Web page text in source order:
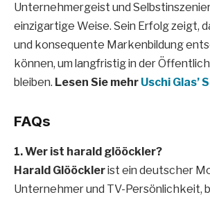
Unternehmergeist und
einzigartige Weise. Sein Erfolg zeigt,
und konsequente Markenbildung
können, um langfristig in der
bleiben. Lesen Sie mehr Uschi Glas’
FAQs
1. Wer ist harald glööckler?
Harald Glööcklerist ein deutscher
Unternehmer und TV-Persönlichkeit,